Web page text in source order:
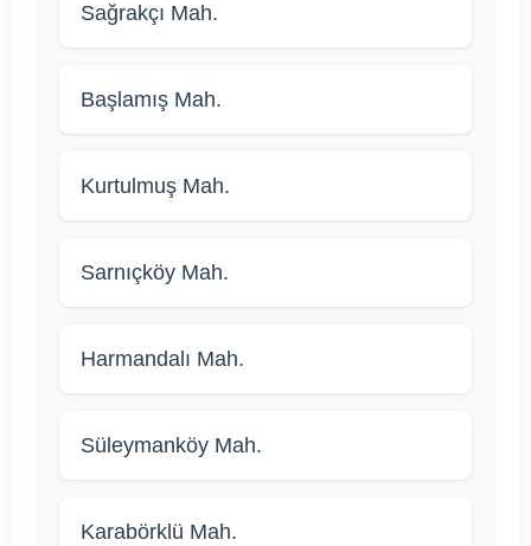
Sağrakçı Mah.
Başlamış Mah.
Kurtulmuş Mah.
Sarnıçköy Mah.
Harmandalı Mah.
Süleymanköy Mah.
Karabörklü Mah.